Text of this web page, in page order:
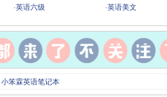
·英语六级 ·英语美文
小笨霖英语笔记本